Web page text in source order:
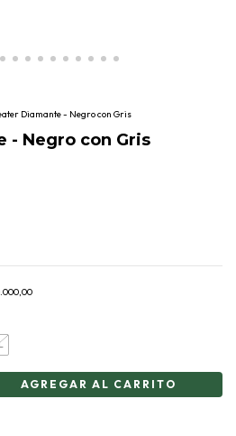
Diamante - Negro con Gris
- Negro con Gris